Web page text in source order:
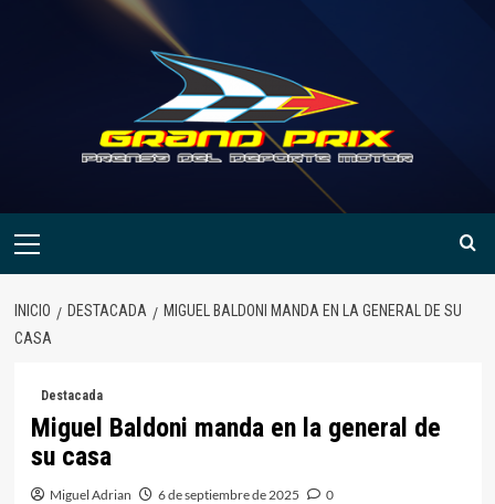
Menú
INICIO DESTACADA
MIGUEL BALDONI MANDA EN LA GENERAL DE SU
CASA
Destacada
Miguel Baldoni manda en la general de
su casa
Miguel Adrian 6 de septiembre de 2025 0